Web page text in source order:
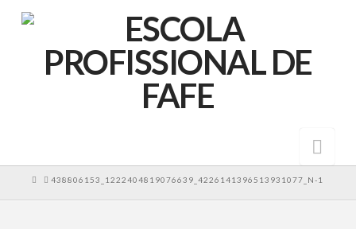
HOME
438806153_1222404819076639_4226141396513931077_N-1